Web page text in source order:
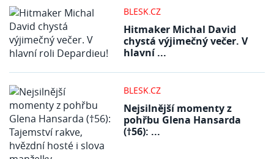
BLESK.CZ
Hitmaker Michal David
chystá výjimečný večer. V
hlavní ...
BLESK.CZ
Nejsilnější momenty z
pohřbu Glena Hansarda
(†56): ...